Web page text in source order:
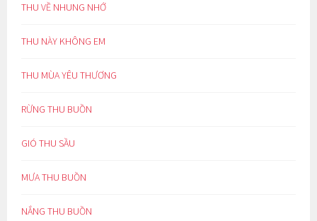
THU VỀ NHUNG NHỚ
THU NÀY KHÔNG EM
THU MÙA YÊU THƯƠNG
RỪNG THU BUỒN
GIÓ THU SẦU
MƯA THU BUỒN
NẮNG THU BUỒN